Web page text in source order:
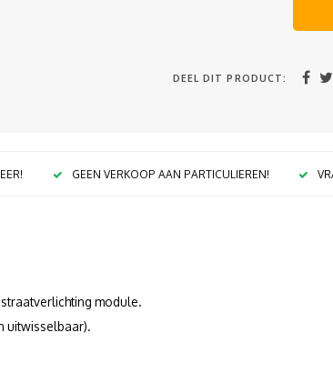
DEEL DIT PRODUCT:
GEEN VERKOOP AAN PARTICULIEREN!
module.
uitwisselbaar).